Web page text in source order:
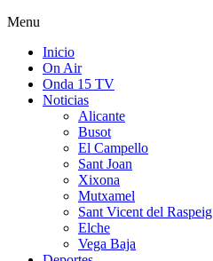
Menu
Inicio
On Air
Onda 15 TV
Noticias
Alicante
Busot
El Campello
Sant Joan
Xixona
Mutxamel
Sant Vicent del Raspeig
Elche
Vega Baja